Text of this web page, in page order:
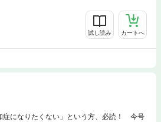
試し読み カートへ
症になりたくない」という方、必読！ 今号